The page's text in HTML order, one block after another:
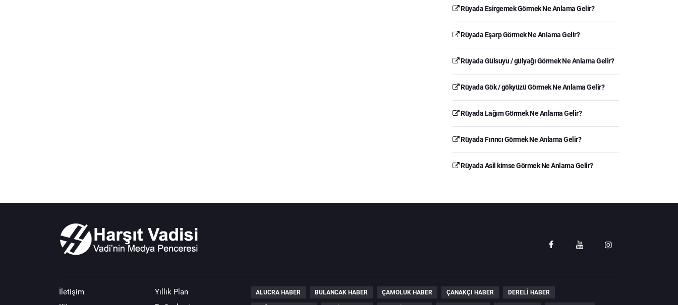
Rüyada Esirgemek Görmek Ne Anlama Gelir?
Rüyada Eşarp Görmek Ne Anlama Gelir?
Rüyada Gülsuyu / gülyağı Görmek Ne Anlama Gelir?
Rüyada Gök / gökyüzü Görmek Ne Anlama Gelir?
Rüyada Lağım Görmek Ne Anlama Gelir?
Rüyada Fırıncı Görmek Ne Anlama Gelir?
Rüyada Asil kimse Görmek Ne Anlama Gelir?
İletişim
Yıllık Plan
ALUCRA HABER BULANCAK HABER ÇAMOLUK HABER ÇANAKÇI HABER DERELI HABER